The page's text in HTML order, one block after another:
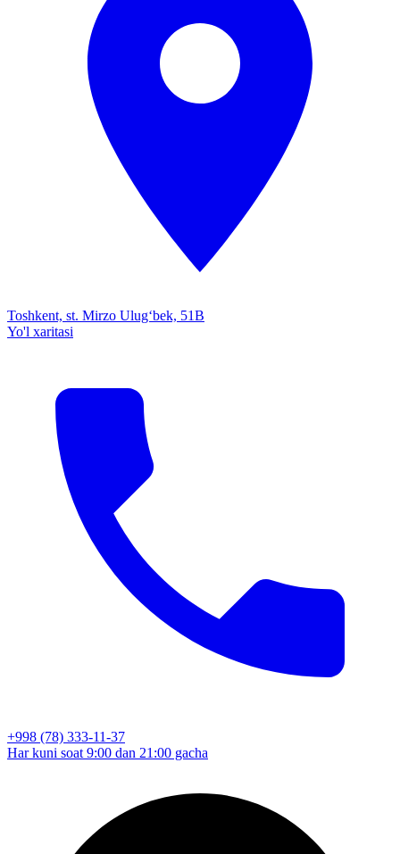
Toshkent, st. Mirzo Ulug‘bek, 51B
Yo'l xaritasi
+998 (78) 333-11-37
Har kuni soat 9:00 dan 21:00 gacha